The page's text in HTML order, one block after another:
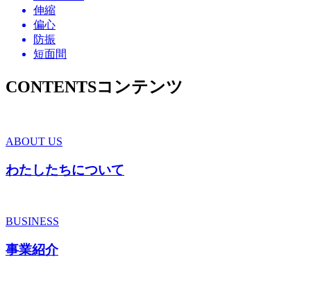
伸縮
偏心
防振
短面間
CONTENTSコンテンツ
ABOUT US
わたしたちについて
BUSINESS
事業紹介